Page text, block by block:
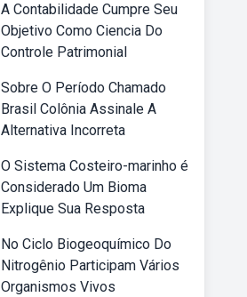
A Contabilidade Cumpre Seu
Objetivo Como Ciencia Do
Controle Patrimonial
Sobre O Período Chamado
Brasil Colônia Assinale A
Alternativa Incorreta
O Sistema Costeiro-marinho é
Considerado Um Bioma
Explique Sua Resposta
No Ciclo Biogeoquímico Do
Nitrogênio Participam Vários
Organismos Vivos